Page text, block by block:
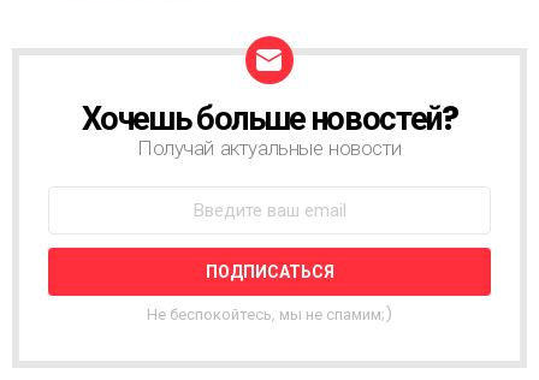
О
Т
Н
А
Хочешь больше новостей?
Получай актуальные новости
Не беспокойтесь, мы не спамим;)